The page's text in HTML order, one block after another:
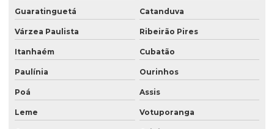
Saco valvulado 20 kg
Saco valvulado 25kg
Saco valvulado 50 kg
Saco valvulado para adubo
Saco valvulado para alimentos
Guaratinguetá Catanduva
Várzea Paulista Ribeirão Pires
Itanhaém Cubatão
Paulínia Ourinhos
Poá Assis
Leme Votuporanga